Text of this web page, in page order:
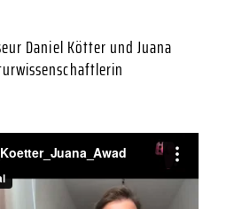
Daniel Kötter und Juana